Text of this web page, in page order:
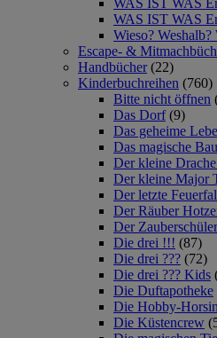
WAS IST WAS
WAS IST WAS
Wieso? Weshalb?
Escape- &
Handbücher (22)
Kinderbuchreihen (760)
Bitte nicht öffnen
Das Dorf (9)
Das geheime
Das magische
Der kleine
Der kleine Major
Der letzte
Der Räuber
Der Zauberschüler
Die drei !!! (87)
Die drei ??? (72)
Die drei ??? Kids
Die Duftapotheke
Die Hobby-
Die Küstencrew